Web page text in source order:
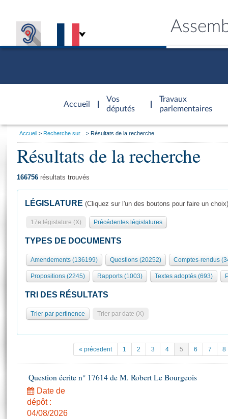
Accueil
d'accueil
Vos
députés
Travaux
parlementaires
Présidence
577 députés
Groupes politiques
Séance publique
Commissions et autres organes
Europe et International
Pétitions
Projets de loi
Propositions de loi
Amendements
Textes adoptés
Général
Rôle et pouvoirs de l'Assemblée
Organisation de l'Assemblée
Présidence Conférence des Présidents Bureau Collège des
Statistiques et chiffres clés
Documents de référence
( Constitution | Règlement de l'Assemblée ... )
Histoire
Juniors
Visiter l'Assemblée
Visite virtuelle du palais Bourbon
Assister à une séance
La Bibliothèque
Contacts et plan d'accès
Photos libres de droit
Vous
Accueil Recherche sur... Résultats de la recherche
Résultats de la recherche
166756 résultats trouvés
LÉGISLATURE (Cliquez sur l'un des boutons pour faire un choix)
17e législature (X) Précédentes législatures
TYPES DE DOCUMENTS
Amendements (136199) Questions (20252) Comptes-rendus
Propositions (2245) Rapports (1003) Textes adoptés (693)
TRI DES RÉSULTATS
Trier par pertinence Trier par date (X)
« précedent 1 2 3 4 5 6 7 8
Question écrite n° 17614 de M. Robert Le Bourgeois
Date de
dépôt :
04/08/2026